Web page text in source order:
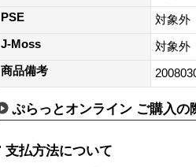
PSE
対象外
J-Moss
対象外
商品備考
ぷらっとオンライン ご購入の
支払方法について